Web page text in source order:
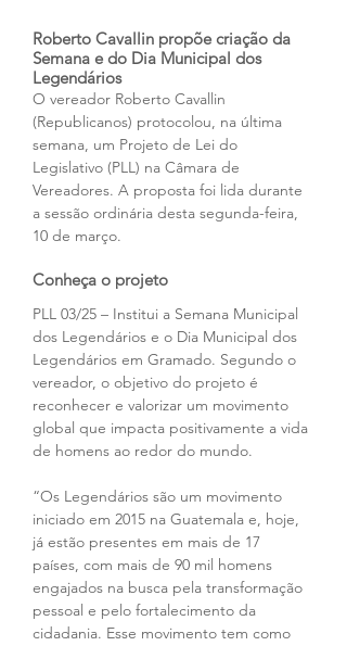
Roberto Cavallin propõe criação da
Semana e do Dia Municipal dos
Legendários
O vereador Roberto Cavallin
(Republicanos) protocolou, na última
semana, um Projeto de Lei do
Legislativo (PLL) na Câmara de
Vereadores. A proposta foi lida durante
a sessão ordinária desta segunda-feira,
10 de março.
Conheça o projeto
PLL 03/25 – Institui a Semana Municipal
dos Legendários e o Dia Municipal dos
Legendários em Gramado. Segundo o
vereador, o objetivo do projeto é
reconhecer e valorizar um movimento
global que impacta positivamente a vida
de homens ao redor do mundo.
“Os Legendários são um movimento
iniciado em 2015 na Guatemala e, hoje,
já estão presentes em mais de 17
países, com mais de 90 mil homens
engajados na busca pela transformação
pessoal e pelo fortalecimento da
cidadania. Esse movimento tem como